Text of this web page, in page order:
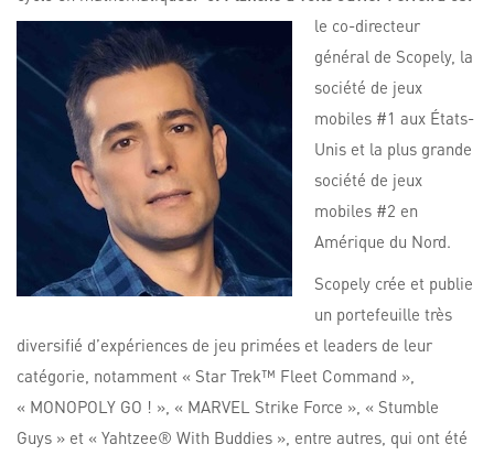
le co-directeur
général de Scopely, la
société de jeux
mobiles #1 aux États-
Unis et la plus grande
société de jeux
mobiles #2 en
Amérique du Nord.
Scopely crée et publie
un portefeuille très
diversifié d’expériences de jeu primées et leaders de leur
catégorie, notamment « Star Trek™ Fleet Command »,
« MONOPOLY GO ! », « MARVEL Strike Force », « Stumble
Guys » et « Yahtzee® With Buddies », entre autres, qui ont été